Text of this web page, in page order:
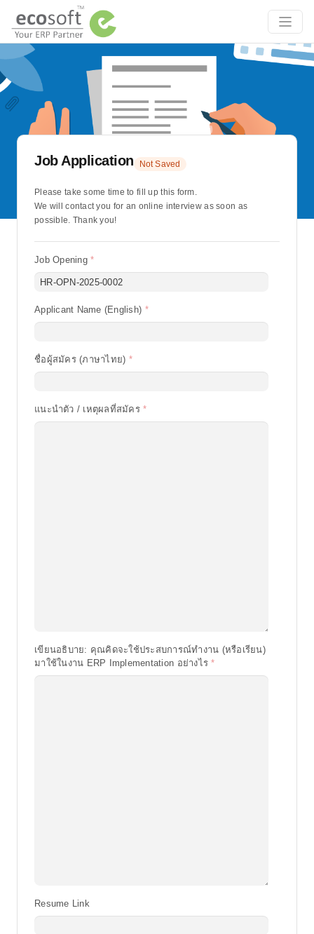
Job Application Not Saved
Please take some time to fill up this form.
We will contact you for an online interview as soon as
possible. Thank you!
Job Opening
Applicant Name (English)
ชื่อผู้สมัคร (ภาษาไทย)
แนะนำตัว / เหตุผลที่สมัคร
เขียนอธิบาย: คุณคิดจะใช้ประสบการณ์ทำงาน (หรือเรียน)
มาใช้ในงาน ERP Implementation อย่างไร
Resume Link